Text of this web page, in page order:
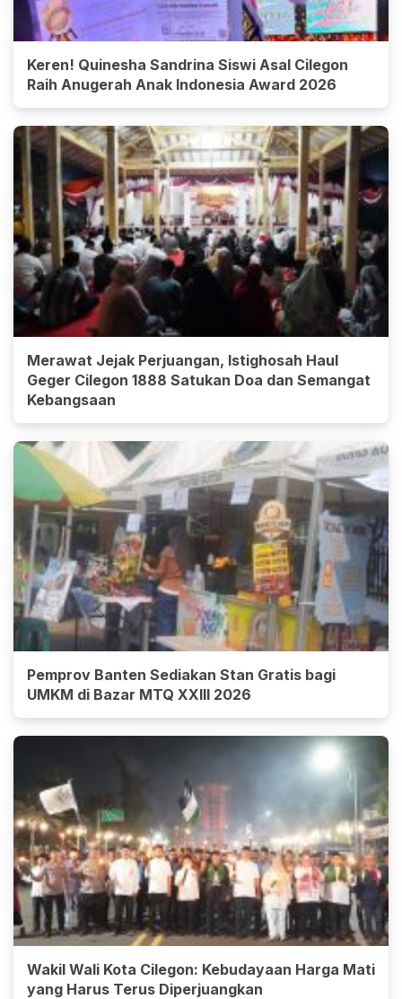
Keren! Quinesha Sandrina Siswi Asal Cilegon
Raih Anugerah Anak Indonesia Award 2026
Merawat Jejak Perjuangan, Istighosah Haul
Geger Cilegon 1888 Satukan Doa dan Semangat
Kebangsaan
Pemprov Banten Sediakan Stan Gratis bagi
UMKM di Bazar MTQ XXIII 2026
Wakil Wali Kota Cilegon: Kebudayaan Harga Mati
yang Harus Terus Diperjuangkan